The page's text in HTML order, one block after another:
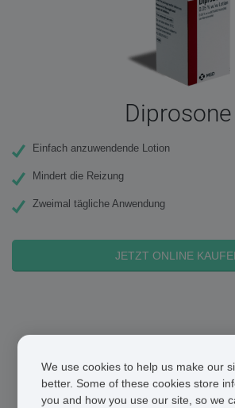
Diprosone
Einfach anzuwendende Lotion
Mindert die Reizung
Zweimal tägliche Anwendung
JETZT ONLINE
We use cookies to help us make our
better. Some of these cookies store
you and how you use our site, so we